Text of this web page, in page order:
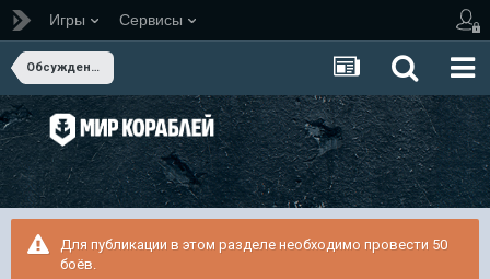
Игры Сервисы
Обсуждение Мира Кораблей
Для публикации в этом разделе необходимо провести 50
боёв.